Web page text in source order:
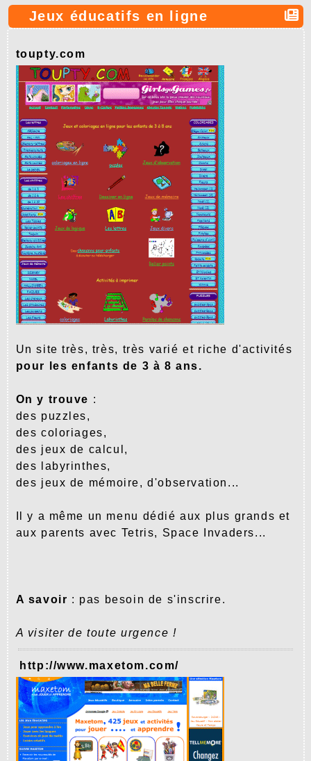
Jeux éducatifs en ligne
toupty.com
Un site très, très, très varié et riche d'activités
pour les enfants de 3 à 8 ans.
On y trouve :
des puzzles,
des coloriages,
des jeux de calcul,
des labyrinthes,
des jeux de mémoire, d'observation...
Il y a même un menu dédié aux plus grands et
aux parents avec Tetris, Space Invaders...
A savoir : pas besoin de s'inscrire.
A visiter de toute urgence !
http://www.maxetom.com/